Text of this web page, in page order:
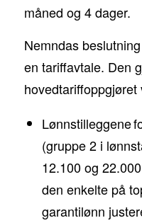
måned og 4 dager.
Nemndas
en tariffavtale. Den
hovedtariffoppgjøret
Lønnstilleggene
(gruppe 2 i
12.100 og
den enkelte på
garantilønn